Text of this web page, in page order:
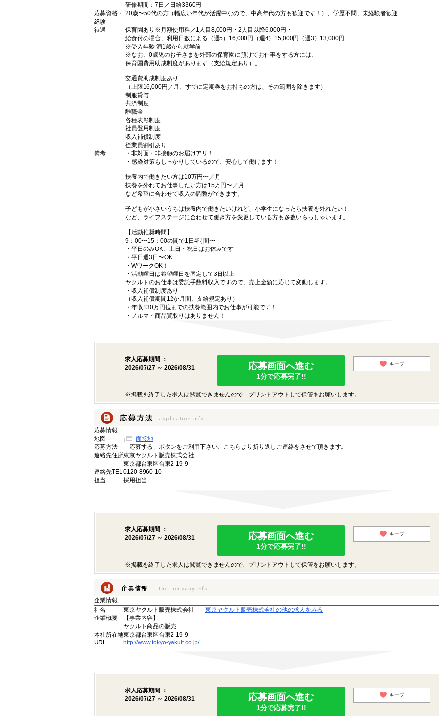
研修期間：7日／日給3360円
応募資格・
経験
20歳〜50代の方（幅広い年代が活躍中なので、中高年代の方も歓迎です！）、学歴不問、未経験者歓迎
待遇
保育園あり※月額使用料／1人目8,000円・2人目以降6,000円・
給食付の場合、利用日数による（週5）16,000円（週4）15,000円（週3）13,000円
※受入年齢 満1歳から就学前
※なお、0歳児のお子さまを外部の保育園に預けてお仕事をする方には、
保育園費用助成制度があります（支給規定あり）。
交通費助成制度あり
（上限16,000円／月、すでに定期券をお持ちの方は、その範囲を除きます）
制服貸与
共済制度
離職金
各種表彰制度
社員登用制度
収入補償制度
従業員割引あり
備考
・非対面・非接触のお届けアリ！
・感染対策もしっかりしているので、安心して働けます！
扶養内で働きたい方は10万円〜／月
扶養を外れてお仕事したい方は15万円〜／月
など希望に合わせて収入の調整ができます。
子どもが小さいうちは扶養内で働きたいけれど、小学生になったら扶養を外れたい！
など、ライフステージに合わせて働き方を変更している方も多数いらっしゃいます。
【活動推奨時間】
9：00〜15：00の間で1日4時間〜
・平日のみOK、土日・祝日はお休みです
・平日週3日〜OK
・WワークOK！
・活動曜日は希望曜日を固定して3日以上
ヤクルトのお仕事は委託手数料収入ですので、売上金額に応じて変動します。
・収入補償制度あり
（収入補償期間12か月間、支給規定あり）
・年収130万円位までの扶養範囲内でお仕事が可能です！
・ノルマ・商品買取りはありません！
求人応募期間 ：
2026/07/27 ～ 2026/08/31
応募画面へ進む
1分で応募完了!!
キープ
※掲載を終了した求人は閲覧できませんので、プリントアウトして保管をお願いします。
応募情報
地図
面接地
応募方法
「応募する」ボタンをご利用下さい。こちらより折り返しご連絡をさせて頂きます。
連絡先住所東京ヤクルト販売株式会社
東京都台東区台東2-19-9
連絡先TEL0120-8960-10
担当
採用担当
求人応募期間 ：
2026/07/27 ～ 2026/08/31
応募画面へ進む
1分で応募完了!!
キープ
※掲載を終了した求人は閲覧できませんので、プリントアウトして保管をお願いします。
企業情報
社名
東京ヤクルト販売株式会社
東京ヤクルト販売株式会社の他の求人をみる
企業概要
【事業内容】
ヤクルト商品の販売
本社所在地東京都台東区台東2-19-9
URL
http://www.tokyo-yakult.co.jp/
求人応募期間 ：
2026/07/27 ～ 2026/08/31
応募画面へ進む
1分で応募完了!!
キープ